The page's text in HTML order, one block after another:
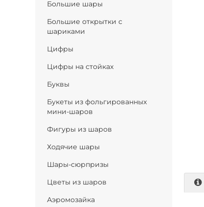
Большие шары
Большие открытки с
шариками
Цифры
Цифры на стойках
Буквы
Букеты из фольгированных
мини-шаров
Фигуры из шаров
Ходячие шары
Шары-сюрпризы
Цветы из шаров
Аэромозайка